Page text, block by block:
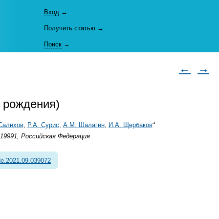
Вход →
Получить статью →
Поиск →
← →
рождения)
, Р.А. Сурис, А.М. Шалагин, И.А. Щербакова
Российская Федерация